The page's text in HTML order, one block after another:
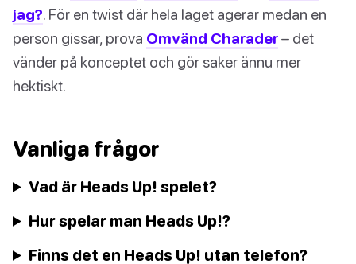
jag?. För en twist där hela laget agerar medan en
person gissar, prova Omvänd Charader– det
vänder på konceptet och gör saker ännu mer
hektiskt.
Vanliga frågor
Vad är Heads Up! spelet?
Hur spelar man Heads Up!?
Finns det en Heads Up! utan telefon?